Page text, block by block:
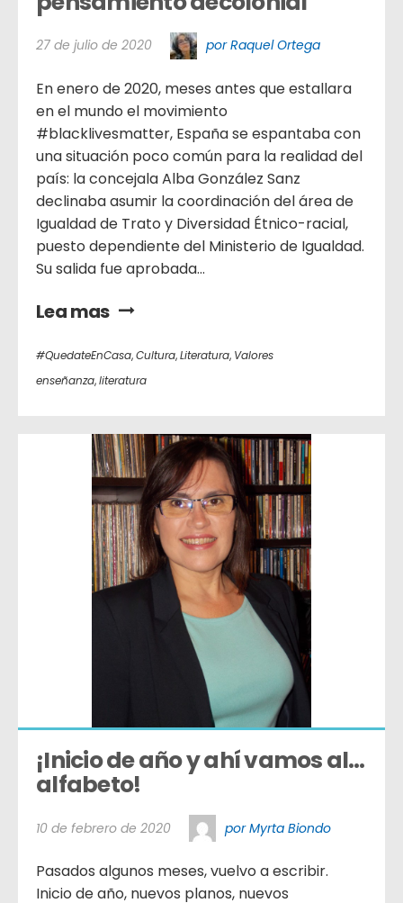
27 de julio de 2020 por Raquel Ortega
En enero de 2020, meses antes que estallara
en el mundo el movimiento
#blacklivesmatter, España se espantaba con
una situación poco común para la realidad del
país: la concejala Alba González Sanz
declinaba asumir la coordinación del área de
Igualdad de Trato y Diversidad Étnico-racial,
puesto dependiente del Ministerio de Igualdad.
Su salida fue aprobada...
Lea mas
#QuedateEnCasa,Cultura,Literatura, Valores
enseñanza,literatura
¡Inicio de año y ahí vamos al…
alfabeto!
10 de febrero de 2020 por Myrta Biondo
Pasados algunos meses, vuelvo a escribir.
Inicio de año, nuevos planos, nuevos